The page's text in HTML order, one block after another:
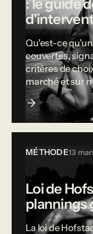
: le guide
Qu'est-ce
couvertes,
critères de
marché et sur
MÉTHODE13
Loi de
plannings
La loi de